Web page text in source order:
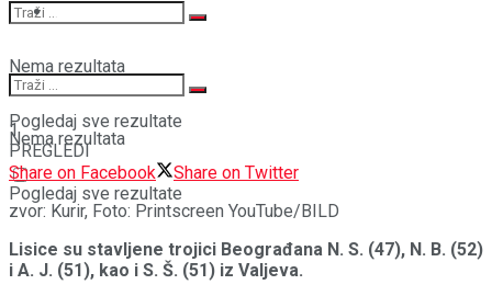
Nema rezultata
Pogledaj sve rezultate
SPORT
Nema rezultata
Pogledaj sve rezultate
1
PREGLEDI
Share on Facebook
Share on Twitter
zvor: Kurir, Foto: Printscreen YouTube/BILD
Lisice su stavljene trojici Beograđana N. S. (47), N. B. (52)
i A. J. (51), kao i S. Š. (51) iz Valjeva.